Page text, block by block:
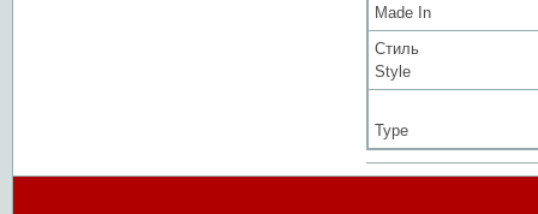
Made In
Стиль
Style
Type